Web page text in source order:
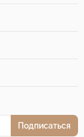
Подписаться